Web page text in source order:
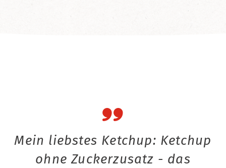
Mein liebstes Ketchup: Ketchup
ohne Zuckerzusatz - das